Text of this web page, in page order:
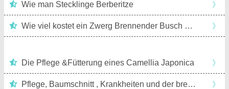
Erdnüsse anbauen Stauden anbauen
Rosen anbauen Erdbeeren anbauen
Wie man Stecklinge Berberitze 》
Wie viel kostet ein Zwerg Brennender Busch wachsen im ersten Jahr 》
Die Pflege &Fütterung eines Camellia Japonica 》
Pflege, Baumschnitt , Krankheiten und der brennenden Büsche 》